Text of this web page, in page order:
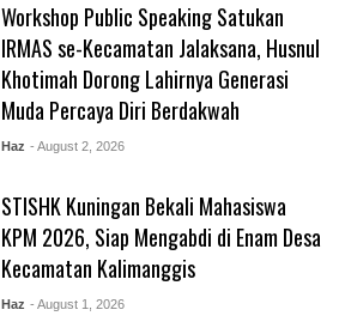
Workshop Public Speaking Satukan
IRMAS se-Kecamatan Jalaksana, Husnul
Khotimah Dorong Lahirnya Generasi
Muda Percaya Diri Berdakwah
Haz - August 2, 2026
STISHK Kuningan Bekali Mahasiswa
KPM 2026, Siap Mengabdi di Enam Desa
Kecamatan Kalimanggis
Haz - August 1, 2026